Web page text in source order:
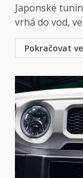
Japonské
vrhá do vod,
Pokračovat